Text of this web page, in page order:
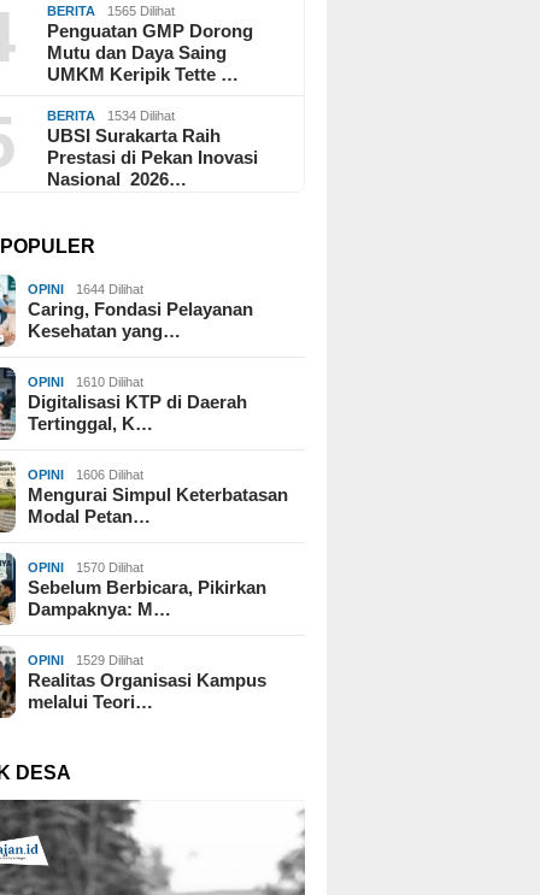
BERITA 1565 Dilihat
Penguatan GMP Dorong
Mutu dan Daya Saing
UMKM Keripik Tette …
BERITA 1534 Dilihat
UBSI Surakarta Raih
Prestasi di Pekan Inovasi
Nasional 2026…
OPINI 1644 Dilihat
Caring, Fondasi Pelayanan
Kesehatan yang…
OPINI 1610 Dilihat
Digitalisasi KTP di Daerah
Tertinggal, K…
OPINI 1606 Dilihat
Mengurai Simpul Keterbatasan
Modal Petan…
OPINI 1570 Dilihat
Sebelum Berbicara, Pikirkan
Dampaknya: M…
OPINI 1529 Dilihat
Realitas Organisasi Kampus
melalui Teori…
DESA